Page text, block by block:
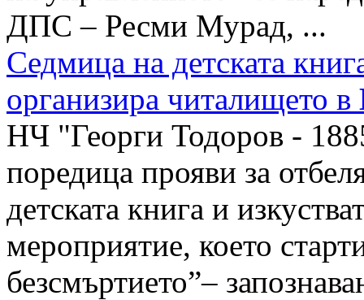
ДПС – Ресми Мурад, ...
Седмица на детската
организира читалището в
НЧ "Георги Тодоров -
поредица прояви за
детската книга и
мероприятие, което
безсмъртието”–